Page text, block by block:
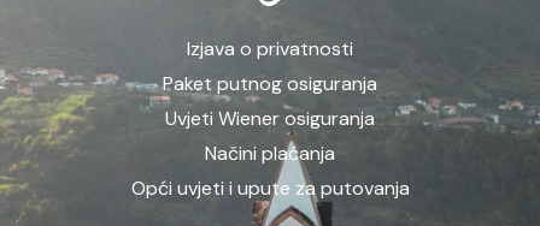
Izjava o privatnosti
Paket putnog osiguranja
Uvjeti Wiener osiguranja
Načini plaćanja
Opći uvjeti i upute za putovanja